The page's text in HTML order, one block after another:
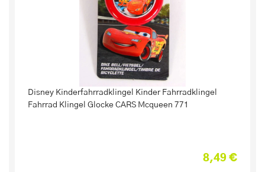
Disney Kinderfahrradklingel Kinder Fahrradklingel
Fahrrad Klingel Glocke CARS Mcqueen 771
8,49 €